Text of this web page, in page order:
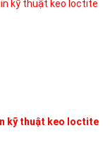
kỹ thuật keo loctite